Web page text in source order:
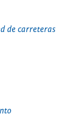
de carreteras